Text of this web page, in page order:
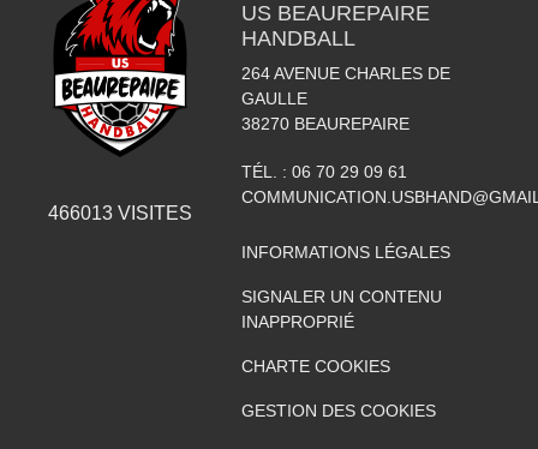
466013 VISITES
US BEAUREPAIRE
HANDBALL
264 AVENUE CHARLES DE
GAULLE
38270 BEAUREPAIRE
TÉL. : 06 70 29 09 61
INFORMATIONS LÉGALES
SIGNALER UN CONTENU
INAPPROPRIÉ
CHARTE COOKIES
GESTION DES COOKIES